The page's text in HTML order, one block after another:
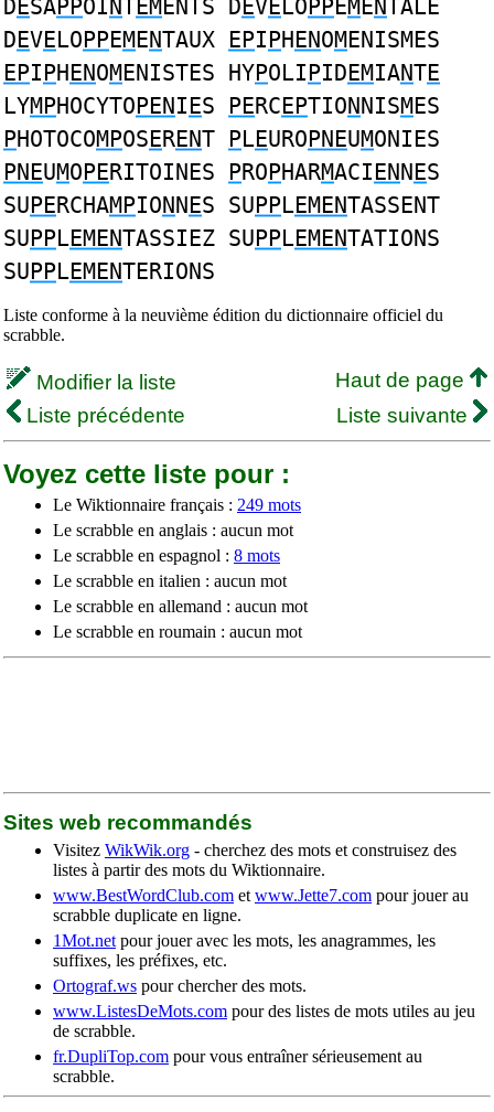
DESAPPOINTEMENTS DEVELOPPEMENTALE
DEVELOPPEMENTAUX EPIPHENOMENISMES
EPIPHENOMENISTES HYPOLIPIDEMIANTE
LYMPHOCYTOPENIES PERCEPTIONNISMES
PHOTOCOMPOSERENT PLEUROPNEUMONIES
PNEUMOPERITOINES PROPHARMACIENNES
SUPERCHAMPIONNES SUPPLEMENTASSENT
SUPPLEMENTASSIEZ SUPPLEMENTATIONS
SUPPLEMENTERIONS
Liste conforme à la neuvième édition du dictionnaire officiel du
scrabble.
Modifier la liste
Haut de page
Liste précédente
Liste suivante
Voyez cette liste pour :
Le Wiktionnaire français : 249 mots
Le scrabble en anglais : aucun mot
Le scrabble en espagnol : 8 mots
Le scrabble en italien : aucun mot
Le scrabble en allemand : aucun mot
Le scrabble en roumain : aucun mot
Sites web recommandés
Visitez WikWik.org - cherchez des mots et construisez des
listes à partir des mots du Wiktionnaire.
www.BestWordClub.com et www.Jette7.com pour jouer au
scrabble duplicate en ligne.
1Mot.net pour jouer avec les mots, les anagrammes, les
suffixes, les préfixes, etc.
Ortograf.ws pour chercher des mots.
www.ListesDeMots.com pour des listes de mots utiles au jeu
de scrabble.
fr.DupliTop.com pour vous entraîner sérieusement au
scrabble.